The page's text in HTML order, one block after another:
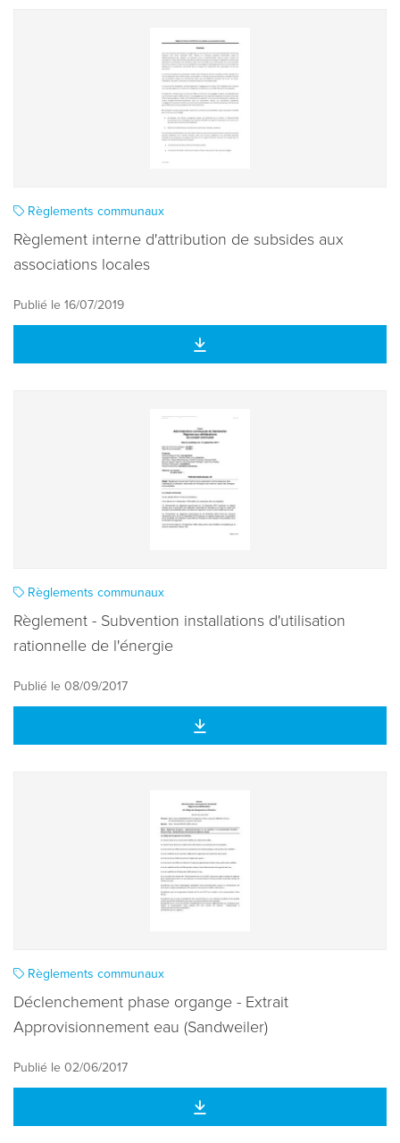
Règlements communaux
Règlement interne d'attribution de subsides aux
associations locales
Publié le 16/07/2019
Règlements communaux
Règlement - Subvention installations d'utilisation
rationnelle de l'énergie
Publié le 08/09/2017
Règlements communaux
Déclenchement phase organge - Extrait
Approvisionnement eau (Sandweiler)
Publié le 02/06/2017